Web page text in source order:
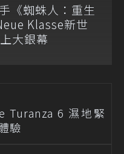
《蜘蛛人：重生
Klasse新世
大銀幕
Turanza 6 濕地緊
驗